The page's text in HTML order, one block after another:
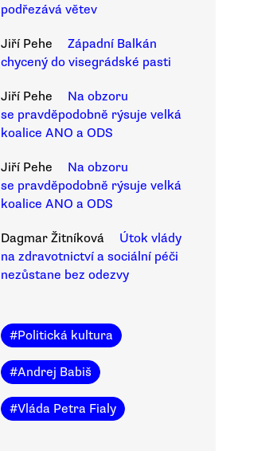
podřezává větev
Jiří Pehe
Západní Balkán
chycený do visegrádské pasti
Jiří Pehe
Na obzoru
se pravděpodobně rýsuje velká
koalice ANO a ODS
Jiří Pehe
Na obzoru
se pravděpodobně rýsuje velká
koalice ANO a ODS
Dagmar Žitníková
Útok vlády
na zdravotnictví a sociální péči
nezůstane bez odezvy
#Politická kultura
#Andrej Babiš
#Vláda Petra Fialy